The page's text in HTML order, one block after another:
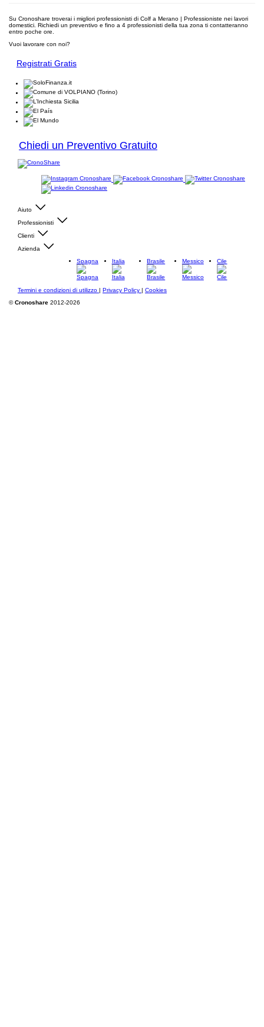
Su Cronoshare troverai i migliori professionisti di Colf a Merano | Professioniste nei lavori
domestici. Richiedi un preventivo e fino a 4 professionisti della tua zona ti contatteranno
entro poche ore.
Vuoi lavorare con noi?
Registrati Gratis
Chiedi un Preventivo Gratuito
Aiuto
Professionisti
Clienti
Azienda
Spagna
Italia Brasile Messico Cile
Termini e condizioni di utilizzo | Privacy Policy | Cookies
©Cronoshare 2012-2026